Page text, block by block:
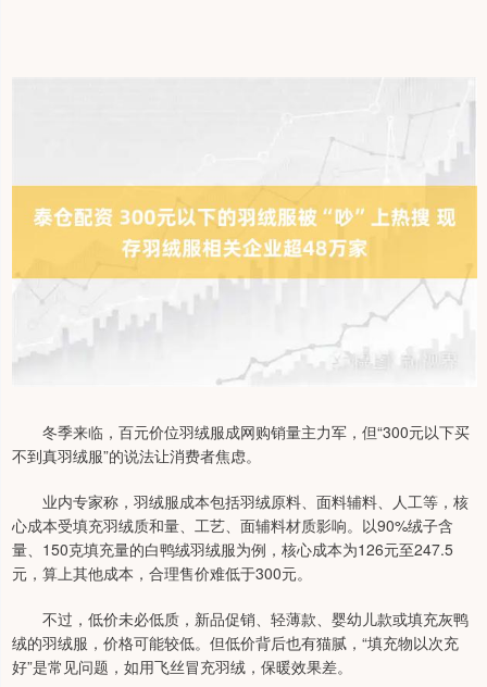
冬季来临，百元价位羽绒服成网购销量主力军，但“300元以下买
不到真羽绒服”的说法让消费者焦虑。
业内专家称，羽绒服成本包括羽绒原料、面料辅料、人工等，核
心成本受填充羽绒质和量、工艺、面辅料材质影响。以90%绒子含
量、150克填充量的白鸭绒羽绒服为例，核心成本为126元至247.5
元，算上其他成本，合理售价难低于300元。
不过，低价未必低质，新品促销、轻薄款、婴幼儿款或填充灰鸭
绒的羽绒服，价格可能较低。但低价背后也有猫腻，“填充物以次充
好”是常见问题，如用飞丝冒充羽绒，保暖效果差。